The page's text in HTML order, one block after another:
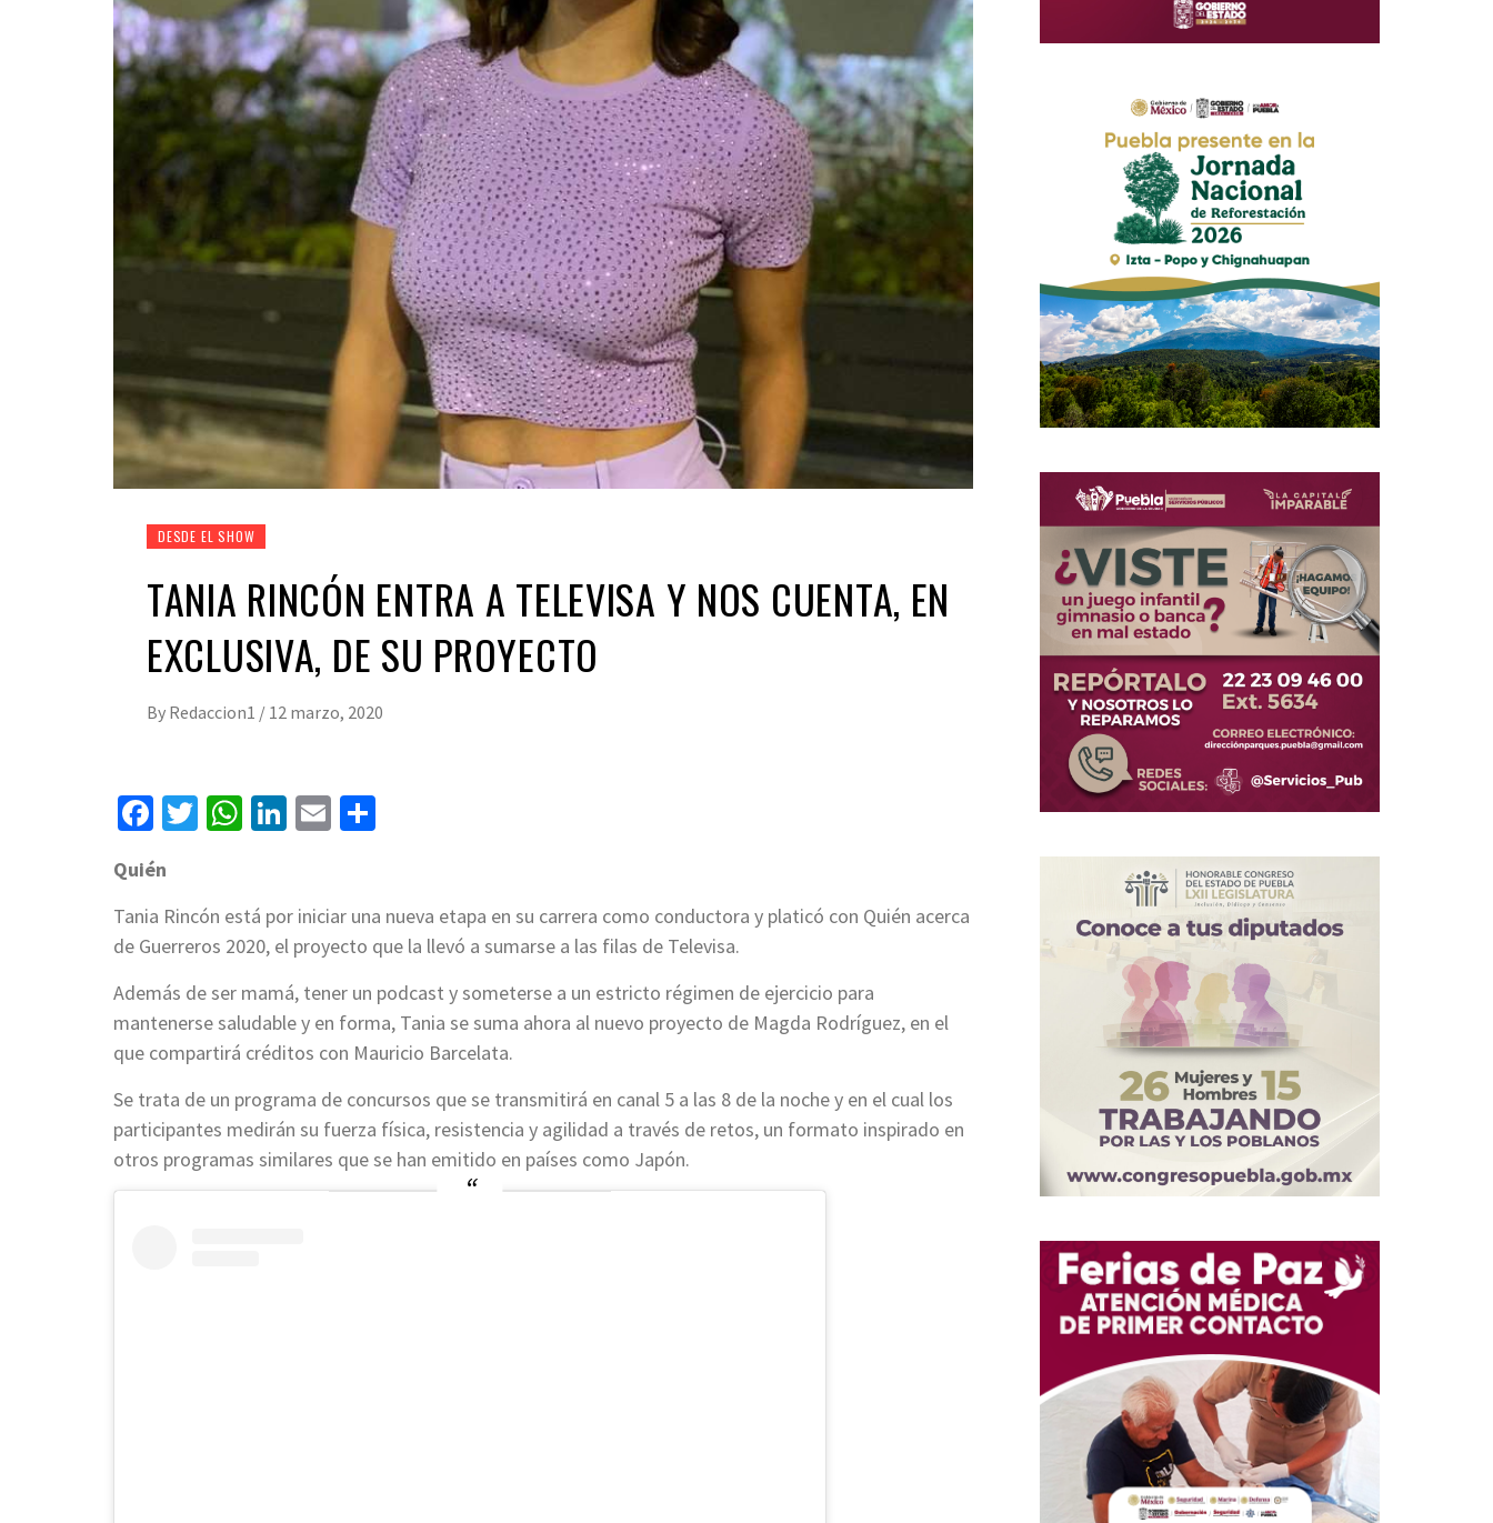
DESDE EL SHOW
TANIA RINCÓN ENTRA A TELEVISA Y NOS CUENTA, EN
EXCLUSIVA, DE SU PROYECTO
By Redaccion1 / 12 marzo, 2020
Facebook
Twitter
WhatsApp
LinkedIn
Email
Quién
Tania Rincón está por iniciar una nueva etapa en su carrera como conductora y platicó con Quién acerca
de Guerreros 2020, el proyecto que la llevó a sumarse a las filas de Televisa.
Además de ser mamá, tener un podcast y someterse a un estricto régimen de ejercicio para
mantenerse saludable y en forma, Tania se suma ahora al nuevo proyecto de Magda Rodríguez, en el
que compartirá créditos con Mauricio Barcelata.
Se trata de un programa de concursos que se transmitirá en canal 5 a las 8 de la noche y en el cual los
participantes medirán su fuerza física, resistencia y agilidad a través de retos, un formato inspirado en
otros programas similares que se han emitido en países como Japón.